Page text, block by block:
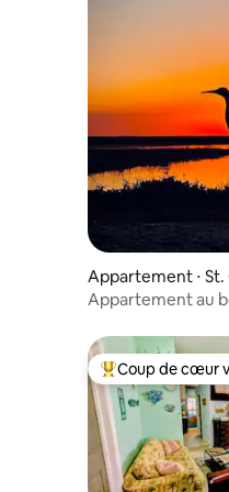
Appartement ⋅ St.
Appartement au
Coups de cœur
Coup de cœur